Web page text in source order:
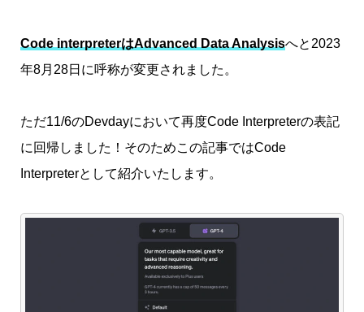
Code interpreterはAdvanced Data Analysisへと2023
年8月28日に呼称が変更されました。
ただ11/6のDevdayにおいて再度Code Interpreterの表記
に回帰しました！そのためこの記事ではCode
Interpreterとして紹介いたします。